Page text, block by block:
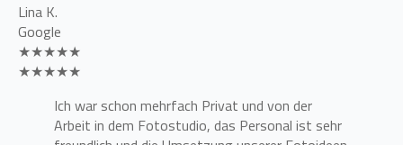
Lina K.
Google
★★★★★
★★★★★
Ich war schon mehrfach Privat und von der
Arbeit in dem Fotostudio, das Personal ist sehr